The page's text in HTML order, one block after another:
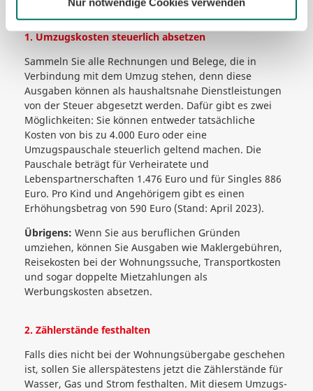
Umzug-To-dos, die es zu erledigen gilt.
1. Umzugskosten steuerlich absetzen
Sammeln Sie alle Rechnungen und Belege, die in
Verbindung mit dem Umzug stehen, denn diese
Ausgaben können als haushaltsnahe Dienstleistungen
von der Steuer abgesetzt werden. Dafür gibt es zwei
Möglichkeiten: Sie können entweder tatsächliche
Kosten von bis zu 4.000 Euro oder eine
Umzugspauschale steuerlich geltend machen. Die
Pauschale beträgt für Verheiratete und
Lebenspartnerschaften 1.476 Euro und für Singles 886
Euro. Pro Kind und Angehörigem gibt es einen
Erhöhungsbetrag von 590 Euro (Stand: April 2023).
Übrigens: Wenn Sie aus beruflichen Gründen
umziehen, können Sie Ausgaben wie Maklergebühren,
Reisekosten bei der Wohnungssuche, Transportkosten
und sogar doppelte Mietzahlungen als
Werbungskosten absetzen.
2. Zählerstände festhalten
Falls dies nicht bei der Wohnungsübergabe geschehen
ist, sollen Sie allerspätestens jetzt die Zählerstände für
Wasser, Gas und Strom festhalten. Mit diesem Umzugs-